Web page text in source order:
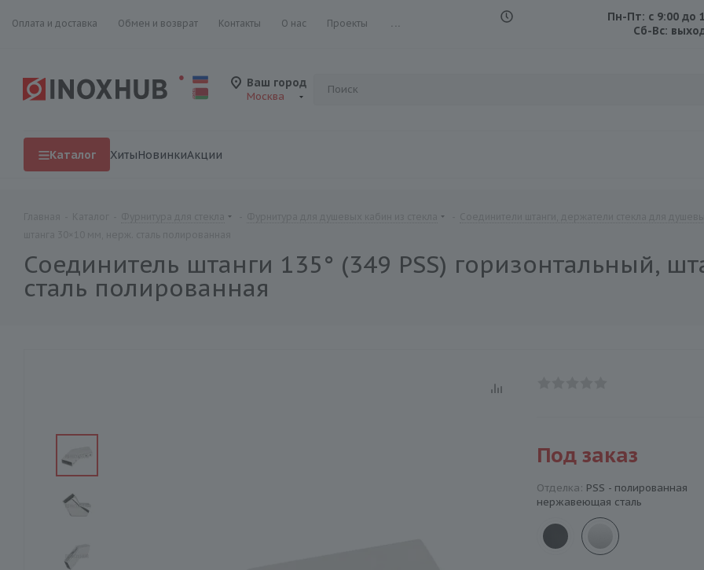
Оплата и доставка Обмен и возврат Контакты О нас Проекты ...
Пн-Пт: с 9:00 до
Сб-Вс:
Ваш город
Москва
Каталог ХитыНовинкиАкции
Соединитель штанги 135° (349 PSS) горизонтальный,
сталь полированная
Под заказ
Отделка: PSS - полированная
нержавеющая сталь